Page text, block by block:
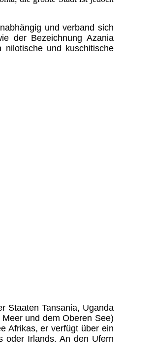
und verband sich
der Bezeichnung Azania
nilotische und kuschitische
Staaten Tansania, Uganda
und dem Oberen See)
Afrikas, er verfügt über ein
oder Irlands. An den Ufern